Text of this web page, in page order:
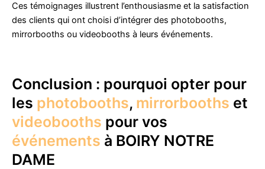
Ces témoignages illustrent l’enthousiasme et la satisfaction
des clients qui ont choisi d’intégrer des photobooths,
mirrorbooths ou videobooths à leurs événements.
Conclusion : pourquoi opter pour
les photobooths, mirrorbooths et
videobooths pour vos
événements à BOIRY NOTRE
DAME